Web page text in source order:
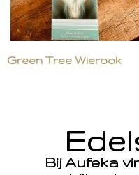
Green Tree Wierook
Bij Aufeka